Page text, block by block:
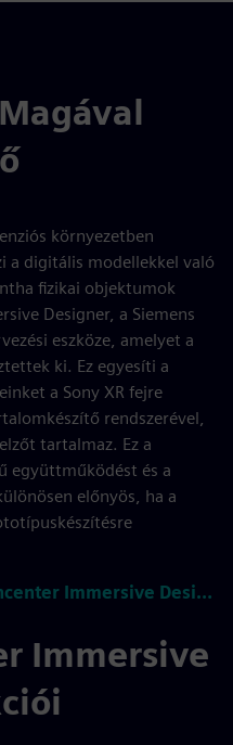
környezetben
a digitális modellekkel való
fizikai objektumok
Designer, a Siemens
eszköze, amelyet a
ki. Ez egyesíti a
a Sony XR fejre
rendszerével,
tartalmaz. Ez a
együttműködést és a
előnyös, ha a
További információ a Designcenter Immersive Designerről
Immersive